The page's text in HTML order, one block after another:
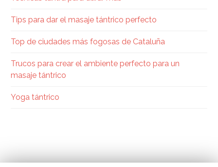
Tips para dar el masaje tántrico perfecto
Top de ciudades más fogosas de Cataluña
Trucos para crear el ambiente perfecto para un
masaje tántrico
Yoga tántrico